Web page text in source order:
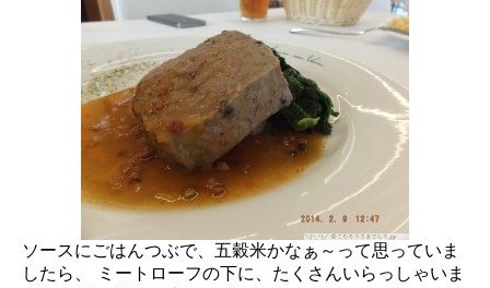
ソースにごはんつぶで、五穀米かなぁ～って思っていま
したら、 ミートローフの下に、たくさんいらっしゃいま